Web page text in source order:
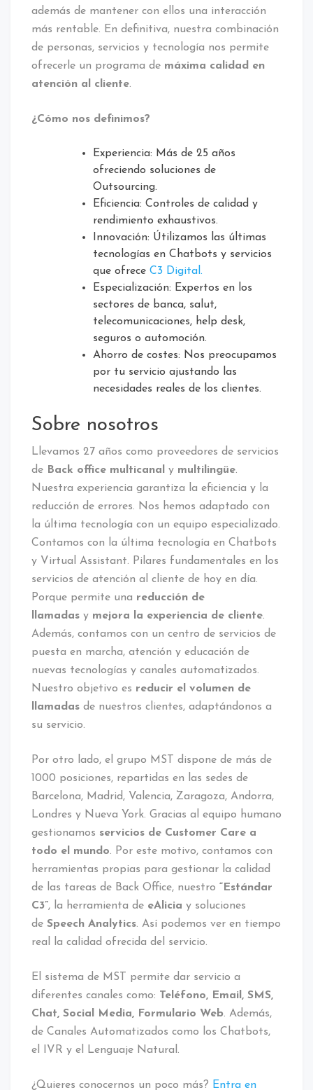
además de mantener con ellos una interacción
más rentable. En definitiva, nuestra combinación
de personas, servicios y tecnología nos permite
ofrecerle un programa de máxima calidad en
atención al cliente.
¿Cómo nos definimos?
Experiencia: Más de 25 años
ofreciendo soluciones de
Outsourcing.
Eficiencia: Controles de calidad y
rendimiento exhaustivos.
Innovación: Útilizamos las últimas
tecnologías en Chatbots y servicios
que ofrece C3 Digital.
Especialización: Expertos en los
sectores de banca, salut,
telecomunicaciones, help desk,
seguros o automoción.
Ahorro de costes: Nos preocupamos
por tu servicio ajustando las
necesidades reales de los clientes.
Sobre nosotros
Llevamos 27 años como proveedores de servicios
de Back office multicanal y multilingüe.
Nuestra experiencia garantiza la eficiencia y la
reducción de errores. Nos hemos adaptado con
la última tecnología con un equipo especializado.
Contamos con la última tecnología en Chatbots
y Virtual Assistant. Pilares fundamentales en los
servicios de atención al cliente de hoy en día.
Porque permite una reducción de
llamadas y mejora la experiencia de cliente.
Además, contamos con un centro de servicios de
puesta en marcha, atención y educación de
nuevas tecnologías y canales automatizados.
Nuestro objetivo es reducir el volumen de
llamadas de nuestros clientes, adaptándonos a
su servicio.
Por otro lado, el grupo MST dispone de más de
1000 posiciones, repartidas en las sedes de
Barcelona, Madrid, Valencia, Zaragoza, Andorra,
Londres y Nueva York. Gracias al equipo humano
gestionamos servicios de Customer Care a
todo el mundo. Por este motivo, contamos con
herramientas propias para gestionar la calidad
de las tareas de Back Office, nuestro “Estándar
C3”, la herramienta de eAlicia y soluciones
de Speech Analytics. Así podemos ver en tiempo
real la calidad ofrecida del servicio.
El sistema de MST permite dar servicio a
diferentes canales como: Teléfono, Email, SMS,
Chat, Social Media, Formulario Web. Además,
de Canales Automatizados como los Chatbots,
el IVR y el Lenguaje Natural.
¿Quieres conocernos un poco más? Entra en